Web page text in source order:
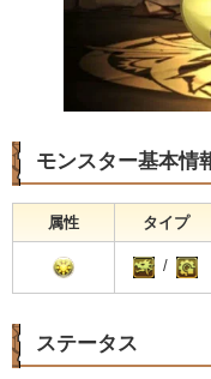
モンスター基本情
属性 タイプ
/
ステータス